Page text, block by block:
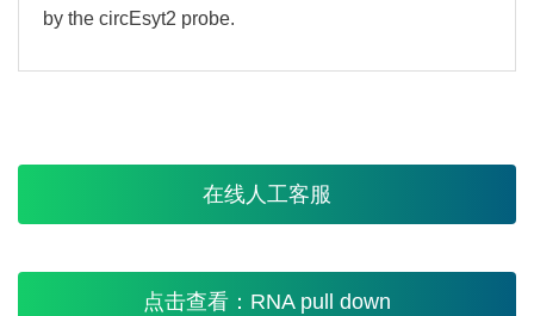
by the circEsyt2 probe.
在线人工客服
点击查看：RNA pull down